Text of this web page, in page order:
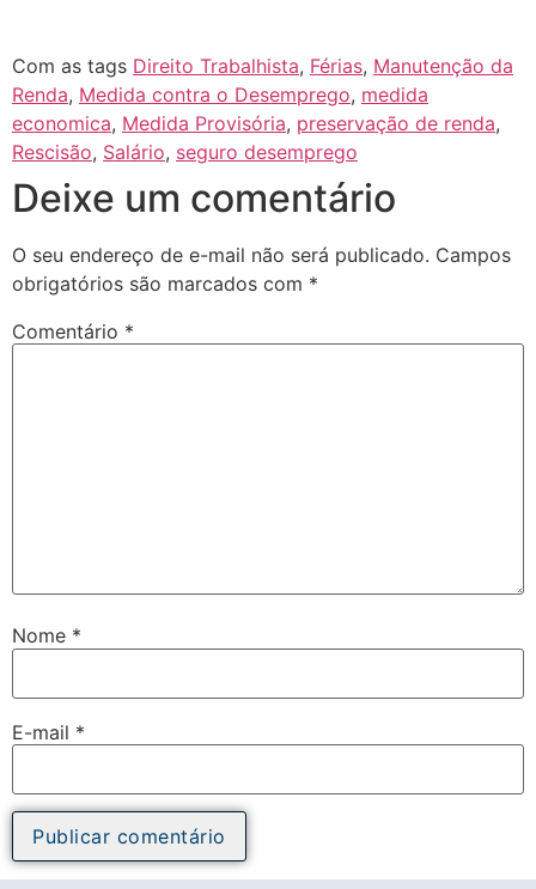
Com as tags Direito Trabalhista, Férias, Manutenção da
Renda, Medida contra o Desemprego, medida
economica, Medida Provisória, preservação de renda,
Rescisão, Salário, seguro desemprego
Deixe um comentário
O seu endereço de e-mail não será publicado. Campos
obrigatórios são marcados com *
Comentário *
Nome *
E-mail *